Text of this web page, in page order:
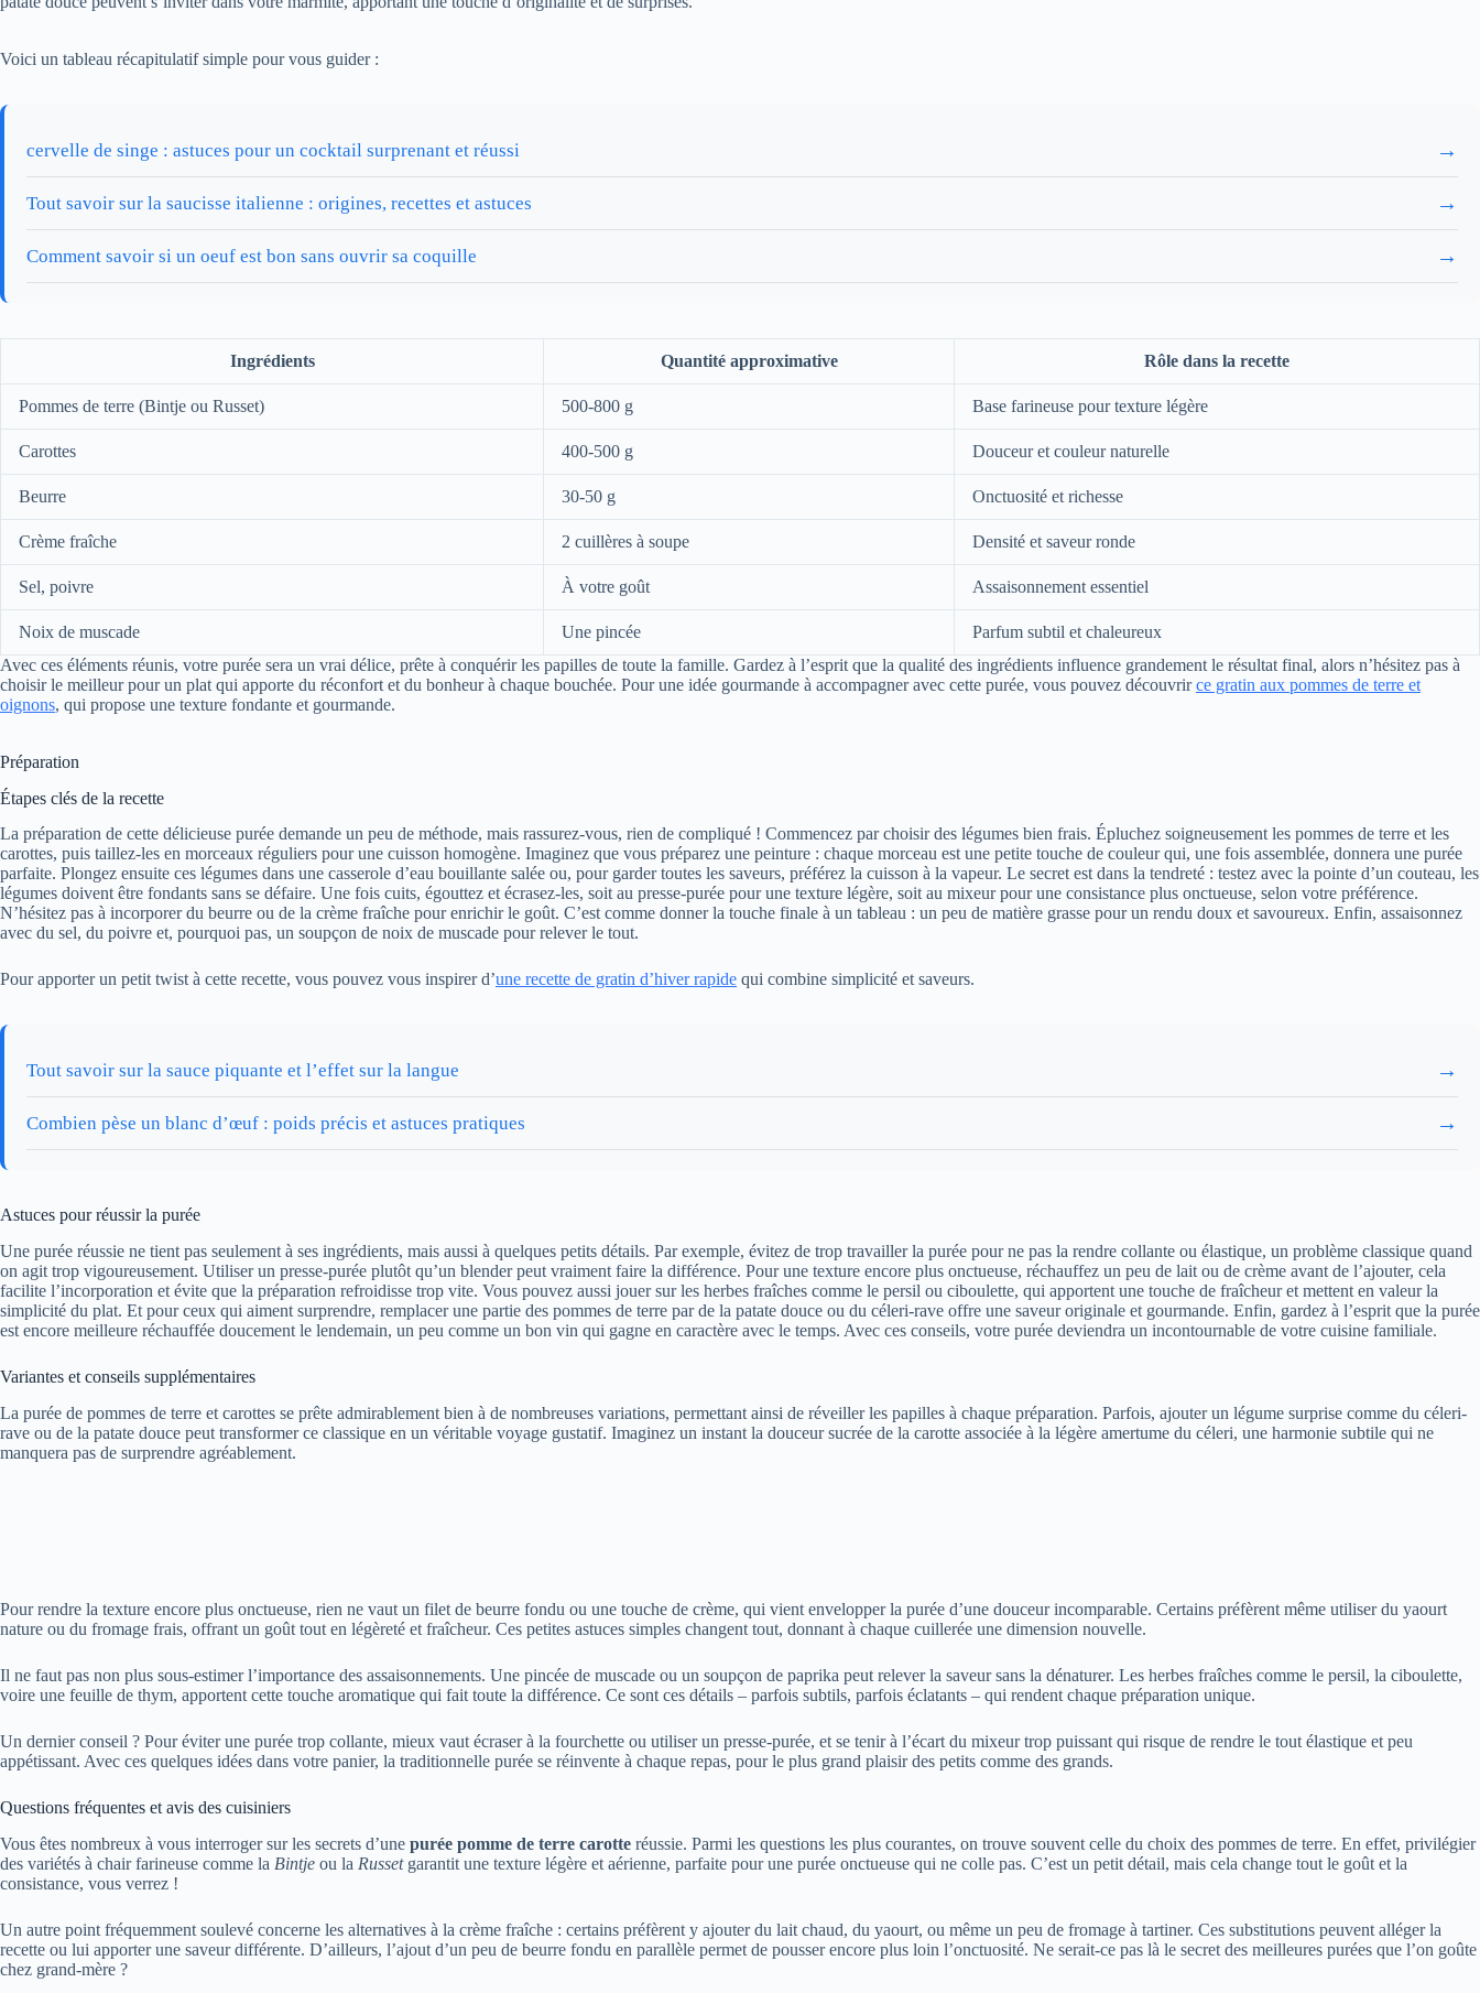
Voici un tableau récapitulatif simple pour vous guider :
cervelle de singe : astuces pour un cocktail surprenant et réussi →
Tout savoir sur la saucisse italienne : origines, recettes et astuces →
Comment savoir si un oeuf est bon sans ouvrir sa coquille →
Ingrédients Quantité approximative Rôle dans la recette
Pommes de terre (Bintje ou Russet) 500-800 g Base farineuse pour texture légère
Carottes 400-500 g Douceur et couleur naturelle
Beurre 30-50 g Onctuosité et richesse
Crème fraîche 2 cuillères à soupe Densité et saveur ronde
Sel, poivre À votre goût Assaisonnement essentiel
Noix de muscade Une pincée
Parfum subtil et chaleureux
Avec ces éléments réunis, votre purée sera un vrai délice, prête à conquérir les papilles de toute la famille. Gardez à l’esprit que la qualité des ingrédients influence grandement le résultat final, alors n’hésitez pas à
choisir le meilleur pour un plat qui apporte du réconfort et du bonheur à chaque bouchée. Pour une idée gourmande à accompagner avec cette purée, vous pouvez découvrirce gratin aux pommes de terre et
oignons, qui propose une texture fondante et gourmande.
Préparation
Étapes clés de la recette
La préparation de cette délicieuse purée demande un peu de méthode, mais rassurez-vous, rien de compliqué ! Commencez par choisir des légumes bien frais. Épluchez soigneusement les pommes de terre et les
carottes, puis taillez-les en morceaux réguliers pour une cuisson homogène. Imaginez que vous préparez une peinture : chaque morceau est une petite touche de couleur qui, une fois assemblée, donnera une purée
parfaite. Plongez ensuite ces légumes dans une casserole d’eau bouillante salée ou, pour garder toutes les saveurs, préférez la cuisson à la vapeur. Le secret est dans la tendreté : testez avec la pointe d’un couteau, les
légumes doivent être fondants sans se défaire. Une fois cuits, égouttez et écrasez-les, soit au presse-purée pour une texture légère, soit au mixeur pour une consistance plus onctueuse, selon votre préférence.
N’hésitez pas à incorporer du beurre ou de la crème fraîche pour enrichir le goût. C’est comme donner la touche finale à un tableau : un peu de matière grasse pour un rendu doux et savoureux. Enfin, assaisonnez
avec du sel, du poivre et, pourquoi pas, un soupçon de noix de muscade pour relever le tout.
Pour apporter un petit twist à cette recette, vous pouvez vous inspirer d’une recette de gratin d’hiver rapide qui combine simplicité et saveurs.
Tout savoir sur la sauce piquante et l’effet sur la langue →
Combien pèse un blanc d’œuf : poids précis et astuces pratiques →
Astuces pour réussir la purée
Une purée réussie ne tient pas seulement à ses ingrédients, mais aussi à quelques petits détails. Par exemple, évitez de trop travailler la purée pour ne pas la rendre collante ou élastique, un problème classique quand
on agit trop vigoureusement. Utiliser un presse-purée plutôt qu’un blender peut vraiment faire la différence. Pour une texture encore plus onctueuse, réchauffez un peu de lait ou de crème avant de l’ajouter, cela
facilite l’incorporation et évite que la préparation refroidisse trop vite. Vous pouvez aussi jouer sur les herbes fraîches comme le persil ou ciboulette, qui apportent une touche de fraîcheur et mettent en valeur la
simplicité du plat. Et pour ceux qui aiment surprendre, remplacer une partie des pommes de terre par de la patate douce ou du céleri-rave offre une saveur originale et gourmande. Enfin, gardez à l’esprit que la purée
est encore meilleure réchauffée doucement le lendemain, un peu comme un bon vin qui gagne en caractère avec le temps. Avec ces conseils, votre purée deviendra un incontournable de votre cuisine familiale.
Variantes et conseils supplémentaires
La purée de pommes de terre et carottes se prête admirablement bien à de nombreuses variations, permettant ainsi de réveiller les papilles à chaque préparation. Parfois, ajouter un légume surprise comme du céleri-
rave ou de la patate douce peut transformer ce classique en un véritable voyage gustatif. Imaginez un instant la douceur sucrée de la carotte associée à la légère amertume du céleri, une harmonie subtile qui ne
manquera pas de surprendre agréablement.
Pour rendre la texture encore plus onctueuse, rien ne vaut un filet de beurre fondu ou une touche de crème, qui vient envelopper la purée d’une douceur incomparable. Certains préfèrent même utiliser du yaourt
nature ou du fromage frais, offrant un goût tout en légèreté et fraîcheur. Ces petites astuces simples changent tout, donnant à chaque cuillerée une dimension nouvelle.
Il ne faut pas non plus sous-estimer l’importance des assaisonnements. Une pincée de muscade ou un soupçon de paprika peut relever la saveur sans la dénaturer. Les herbes fraîches comme le persil, la ciboulette,
voire une feuille de thym, apportent cette touche aromatique qui fait toute la différence. Ce sont ces détails – parfois subtils, parfois éclatants – qui rendent chaque préparation unique.
Un dernier conseil ? Pour éviter une purée trop collante, mieux vaut écraser à la fourchette ou utiliser un presse-purée, et se tenir à l’écart du mixeur trop puissant qui risque de rendre le tout élastique et peu
appétissant. Avec ces quelques idées dans votre panier, la traditionnelle purée se réinvente à chaque repas, pour le plus grand plaisir des petits comme des grands.
Questions fréquentes et avis des cuisiniers
Vous êtes nombreux à vous interroger sur les secrets d’une purée pomme de terre carotte réussie. Parmi les questions les plus courantes, on trouve souvent celle du choix des pommes de terre. En effet, privilégier
des variétés à chair farineuse comme la Bintje ou la Russetgarantit une texture légère et aérienne, parfaite pour une purée onctueuse qui ne colle pas. C’est un petit détail, mais cela change tout le goût et la
consistance, vous verrez !
Un autre point fréquemment soulevé concerne les alternatives à la crème fraîche : certains préfèrent y ajouter du lait chaud, du yaourt, ou même un peu de fromage à tartiner. Ces substitutions peuvent alléger la
recette ou lui apporter une saveur différente. D’ailleurs, l’ajout d’un peu de beurre fondu en parallèle permet de pousser encore plus loin l’onctuosité. Ne serait-ce pas là le secret des meilleures purées que l’on goûte
chez grand-mère ?